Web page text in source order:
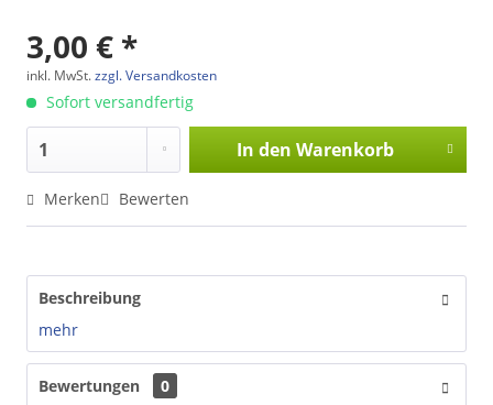
3,00 € *
inkl. MwSt.zzgl. Versandkosten
Sofort versandfertig
In den Warenkorb
Merken Bewerten
Beschreibung
mehr
Bewertungen
0